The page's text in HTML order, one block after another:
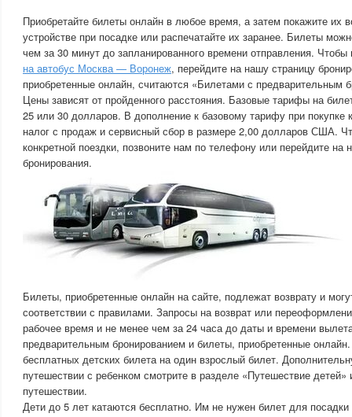
Приобретайте билеты онлайн в любое время, а затем покажите их
устройстве при посадке или распечатайте их заранее. Билеты
чем за 30 минут до запланированного времени отправления.
на автобус Москва — Воронеж, перейдите на нашу страницу
приобретенные онлайн, считаются «Билетами с предварительным
Цены зависят от пройденного расстояния. Базовые тарифы на
25 или 30 долларов. В дополнение к базовому тарифу при покупке
налог с продаж и сервисный сбор в размере 2,00 долларов США.
конкретной поездки, позвоните нам по телефону или перейдите на
бронирования.
Билеты, приобретенные онлайн на сайте, подлежат возврату и
соответствии с правилами. Запросы на возврат или
рабочее время и не менее чем за 24 часа до даты и времени
предварительным бронированием и билеты, приобретенные
бесплатных детских билета на один взрослый билет.
путешествии с ребенком смотрите в разделе «Путешествие
путешествии.
Дети до 5 лет катаются бесплатно. Им не нужен билет для посадки